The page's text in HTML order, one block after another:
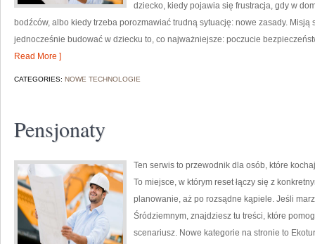
dziecko, kiedy pojawia się frustracja, gdy w
bodźców, albo kiedy trzeba porozmawiać trudną sytuację: nowe zasady. Misją
jednocześnie budować w dziecku to, co najważniejsze: poczucie
Read More ]
CATEGORIES: NOWE TECHNOLOGIE
Pensjonaty
Ten serwis to przewodnik dla osób, które
To miejsce, w którym reset łączy się z
planowanie, aż po rozsądne kąpiele. Jeśli
Śródziemnym, znajdziesz tu treści, które
scenariusz. Nowe kategorie na stronie to